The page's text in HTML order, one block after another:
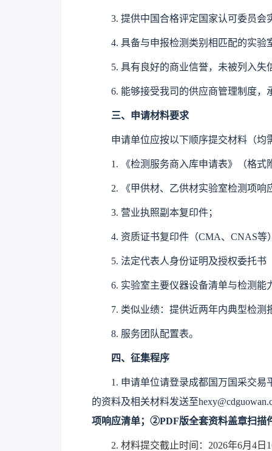
3. 提供中国合格评定国家认可委员会
4. 具备与申报检测类别相匹配的实验
5. 具有良好的商业信誉，未被列入失
6. 能够接受我司的供应商管理制度，
三、申请材料要求​
申请单位应按以下顺序提交材料（
1. 《检测服务商入库申请表》（格式
2. 《甲供材、乙供材实验室检测项响
3. 营业执照副本复印件；
4. 资质证书复印件（CMA、CNAS等
5. 法定代表人身份证明及授权委托书
6. 实验室主要仪器设备清单与检测能
7. 类似业绩：提供近两年内典型检测
8. 服务团队配置表。
四、征集程序​
1. 申请单位请登录成都国万国采交易
的资料及相关材料发送至
项响应清单；②PDF版全套资料盖章扫描
2. 材料提交截止时间：2026年6月4日